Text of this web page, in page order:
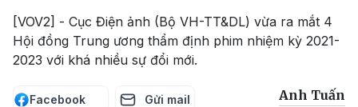
[VOV2] - Cục Điện ảnh (Bộ VH-TT&DL) vừa ra mắt 4
Hội đồng Trung ương thẩm định phim nhiệm kỳ 2021-
2023 với khá nhiều sự đổi mới.
Facebook Gửi mail Anh Tuấn